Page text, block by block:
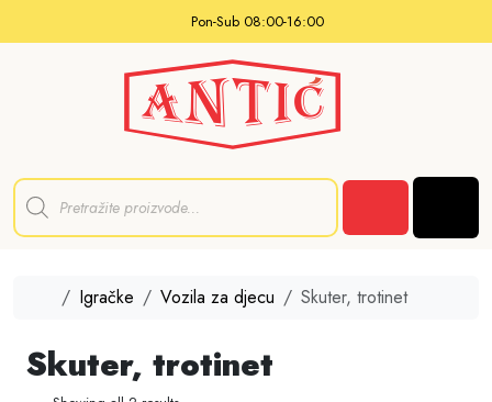
Pon-Sub 08:00-16:00
P
d
HomeIgračke Vozila za djecu Skuter, trotinet
Skuter, trotinet